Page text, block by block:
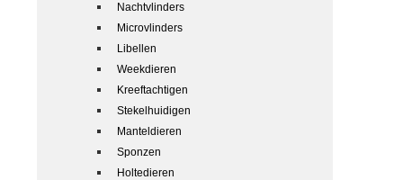
Nachtvlinders
Microvlinders
Libellen
Weekdieren
Kreeftachtigen
Stekelhuidigen
Manteldieren
Sponzen
Holtedieren